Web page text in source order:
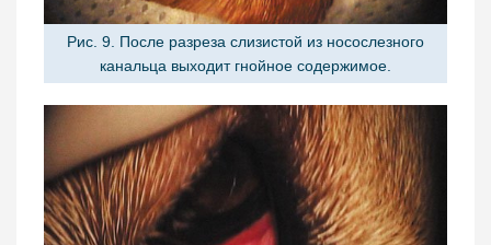
Рис. 9. После разреза слизистой из носослезного
канальца выходит гнойное содержимое.